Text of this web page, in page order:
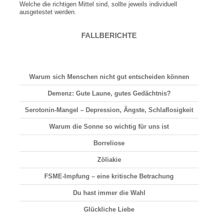
Welche die richtigen Mittel sind, sollte jeweils individuell
ausgetestet werden.
FALLBERICHTE
Warum sich Menschen nicht gut entscheiden können
Demenz: Gute Laune, gutes Gedächtnis?
Serotonin-Mangel – Depression, Ängste, Schlaflosigkeit
Warum die Sonne so wichtig für uns ist
Borreliose
Zöliakie
FSME-Impfung – eine kritische Betrachung
Du hast immer die Wahl
Glückliche Liebe